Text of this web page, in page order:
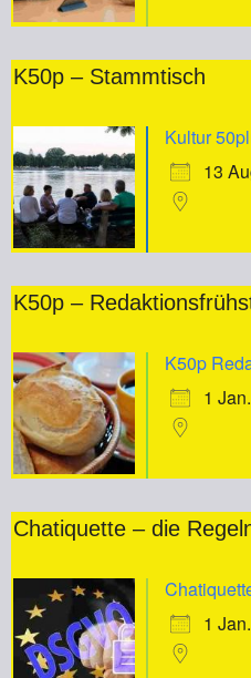
K50p – Stammtisch
Kultur
13
K50p –
K50p
1
Chatiquette – die
1